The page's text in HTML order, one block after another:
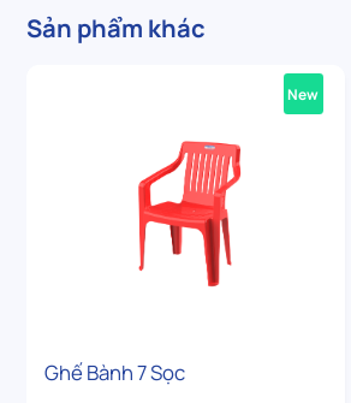
Sản phẩm khác
Ghế Bành 7 Sọc
New